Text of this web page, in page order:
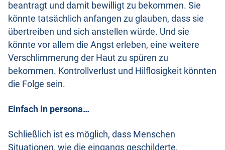
beantragt und damit bewilligt zu bekommen. Sie
könnte tatsächlich anfangen zu glauben, dass sie
übertreiben und sich anstellen würde. Und sie
könnte vor allem die Angst erleben, eine weitere
Verschlimmerung der Haut zu spüren zu
bekommen. Kontrollverlust und Hilflosigkeit könnten
die Folge sein.
Einfach in persona…
Schließlich ist es möglich, dass Menschen
Situationen, wie die eingangs geschilderte,